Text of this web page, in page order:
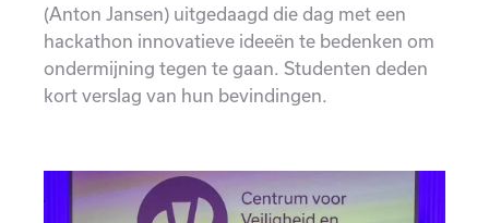
(Anton Jansen) uitgedaagd die dag met een
hackathon innovatieve ideeën te bedenken om
ondermijning tegen te gaan. Studenten deden
kort verslag van hun bevindingen.